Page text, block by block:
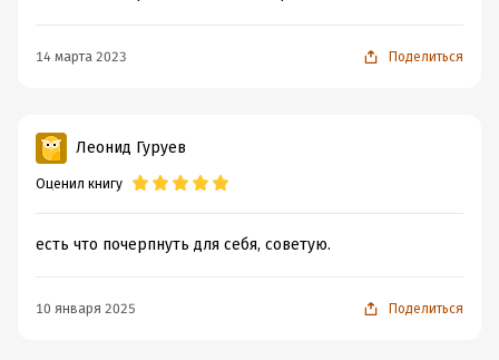
14 марта 2023 Поделиться
Леонид Гуруев
Оценил книгу
есть что почерпнуть для себя, советую.
10 января 2025 Поделиться